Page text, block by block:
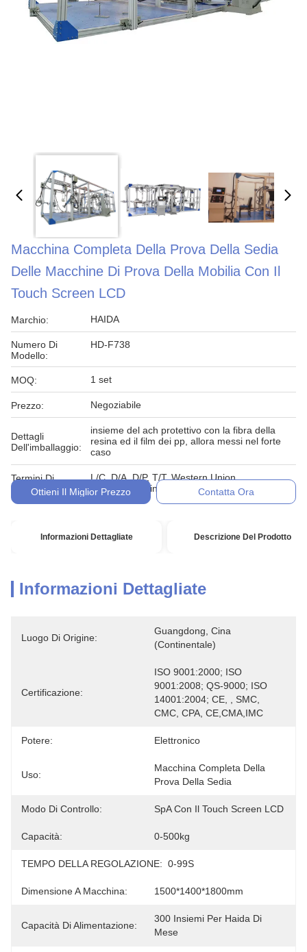
Macchina Completa Della Prova Della Sedia
Delle Macchine Di Prova Della Mobilia Con Il
Touch Screen LCD
Marchio: HAIDA
Numero Di
Modello:
HD-F738
MOQ: 1 set
Prezzo: Negoziabile
Dettagli
Dell'imballaggio:
insieme del ach protettivo con la fibra della
resina ed il film dei pp, allora messi nel forte
caso
Termini Di
Pagamento:
L/C, D/A, D/P, T/T, Western Union,
MoneyGram, in denaro, impegno
Ottieni Il Miglior Prezzo Contatta Ora
Informazioni Dettagliate Descrizione Del Prodotto
Informazioni Dettagliate
Luogo Di Origine:
Guangdong, Cina
(continentale)
Certificazione:
ISO 9001:2000; ISO
9001:2008; QS-9000; ISO
14001:2004; CE, , SMC,
CMC, CPA, CE,CMA,IMC
Potere: Elettronico
Uso:
Macchina Completa Della
Prova Della Sedia
Modo Di Controllo: SpA Con Il Touch Screen LCD
Capacità: 0-500kg
TEMPO DELLA REGOLAZIONE: 0-99S
Dimensione A Macchina: 1500*1400*1800mm
Capacità Di Alimentazione:
300 Insiemi Per Haida Di
Mese